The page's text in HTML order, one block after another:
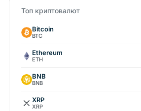
Топ криптовалют
Bitcoin
BTC
Ethereum
ETH
BNB
BNB
XRP
XRP